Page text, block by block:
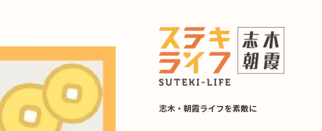
志木・朝霞ライフを素敵に
これからの暮らし 住み替え相談